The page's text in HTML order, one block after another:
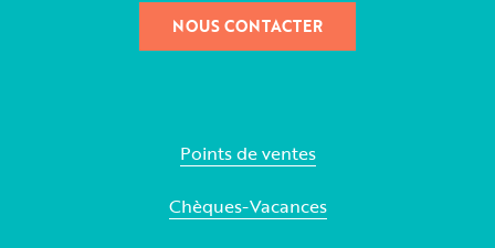
NOUS CONTACTER
Points de ventes
Chèques-Vacances